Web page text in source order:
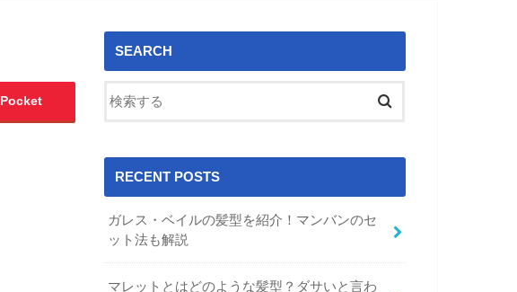
Pocket
SEARCH
RECENT POSTS
ガレス・ベイルの髪型を紹介！マンバンのセ
ット法も解説
マレットとはどのような髪型？ダサいと言わ